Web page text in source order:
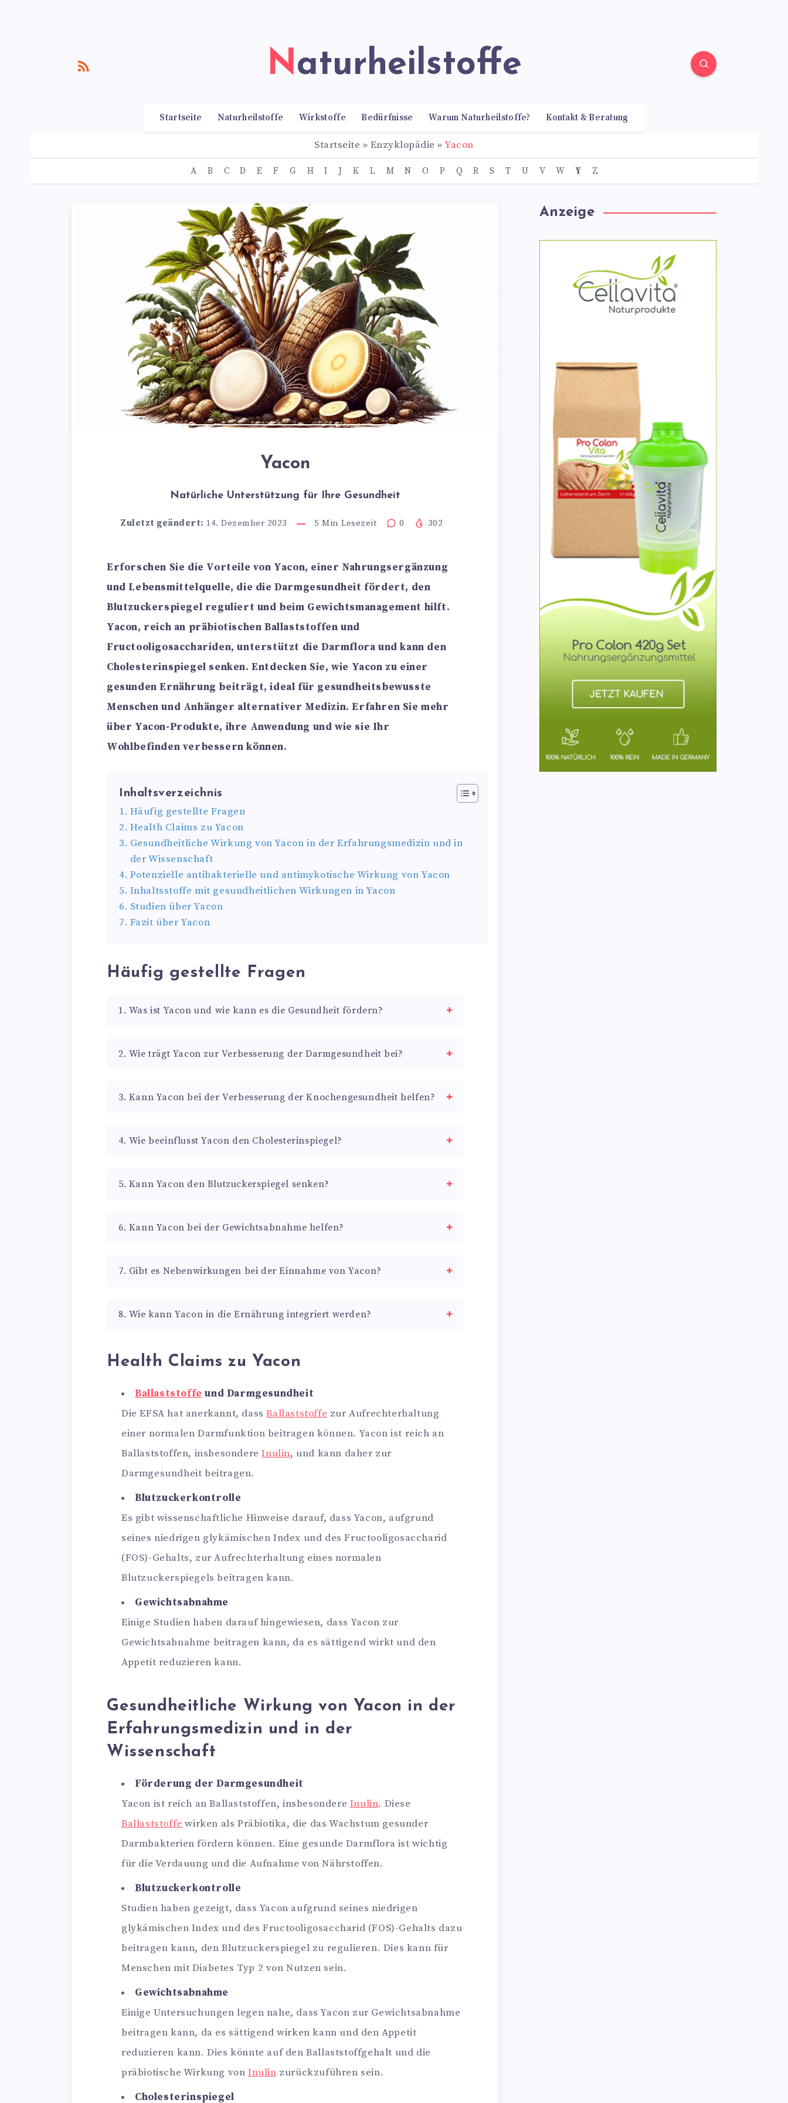
Naturheilstoffe
Startseite Naturheilstoffe Wirkstoffe Bedürfnisse Warum Naturheilstoffe? Kontakt & Beratung
Startseite » Enzyklopädie »Yacon
A B C D E F G H I J K L M N O P Q R S T U V W Y Z
Yacon
Natürliche Unterstützung für Ihre Gesundheit
Zuletzt geändert: 14. Dezember 2023 5 Min Lesezeit 0 302
Erforschen Sie die Vorteile von Yacon, einer Nahrungsergänzung
und Lebensmittelquelle, die die Darmgesundheit fördert, den
Blutzuckerspiegel reguliert und beim Gewichtsmanagement hilft.
Yacon, reich an präbiotischen Ballaststoffen und
Fructooligosacchariden, unterstützt die Darmflora und kann den
Cholesterinspiegel senken. Entdecken Sie, wie Yacon zu einer
gesunden Ernährung beiträgt, ideal für gesundheitsbewusste
Menschen und Anhänger alternativer Medizin. Erfahren Sie mehr
über Yacon-Produkte, ihre Anwendung und wie sie Ihr
Wohlbefinden verbessern können.
Inhaltsverzeichnis
Häufig gestellte Fragen
Health Claims zu Yacon
Gesundheitliche Wirkung von Yacon in der Erfahrungsmedizin und in
der Wissenschaft
Potenzielle antibakterielle und antimykotische Wirkung von Yacon
Inhaltsstoffe mit gesundheitlichen Wirkungen in Yacon
Studien über Yacon
Fazit über Yacon
Häufig gestellte Fragen
1. Was ist Yacon und wie kann es die Gesundheit fördern?
2. Wie trägt Yacon zur Verbesserung der Darmgesundheit bei?
3. Kann Yacon bei der Verbesserung der Knochengesundheit helfen?
4. Wie beeinflusst Yacon den Cholesterinspiegel?
5. Kann Yacon den Blutzuckerspiegel senken?
6. Kann Yacon bei der Gewichtsabnahme helfen?
7. Gibt es Nebenwirkungen bei der Einnahme von Yacon?
8. Wie kann Yacon in die Ernährung integriert werden?
Health Claims zu Yacon
Ballaststoffe und Darmgesundheit
Die EFSA hat anerkannt, dassBallaststoffe zur Aufrechterhaltung
einer normalen Darmfunktion beitragen können. Yacon ist reich an
Ballaststoffen, insbesondereInulin, und kann daher zur
Darmgesundheit beitragen.
Blutzuckerkontrolle
Es gibt wissenschaftliche Hinweise darauf, dass Yacon, aufgrund
seines niedrigen glykämischen Index und des Fructooligosaccharid
(FOS)-Gehalts, zur Aufrechterhaltung eines normalen
Blutzuckerspiegels beitragen kann.
Gewichtsabnahme
Einige Studien haben darauf hingewiesen, dass Yacon zur
Gewichtsabnahme beitragen kann, da es sättigend wirkt und den
Appetit reduzieren kann.
Gesundheitliche Wirkung von Yacon in der
Erfahrungsmedizin und in der
Wissenschaft
Förderung der Darmgesundheit
Yacon ist reich an Ballaststoffen, insbesondere Inulin. Diese
Ballaststoffe wirken als Präbiotika, die das Wachstum gesunder
Darmbakterien fördern können. Eine gesunde Darmflora ist wichtig
für die Verdauung und die Aufnahme von Nährstoffen.
Blutzuckerkontrolle
Studien haben gezeigt, dass Yacon aufgrund seines niedrigen
glykämischen Index und des Fructooligosaccharid (FOS)-Gehalts dazu
beitragen kann, den Blutzuckerspiegel zu regulieren. Dies kann für
Menschen mit Diabetes Typ 2 von Nutzen sein.
Gewichtsabnahme
Einige Untersuchungen legen nahe, dass Yacon zur Gewichtsabnahme
beitragen kann, da es sättigend wirken kann und den Appetit
reduzieren kann. Dies könnte auf den Ballaststoffgehalt und die
präbiotische Wirkung vonInulin zurückzuführen sein.
Cholesterinspiegel
Anzeige